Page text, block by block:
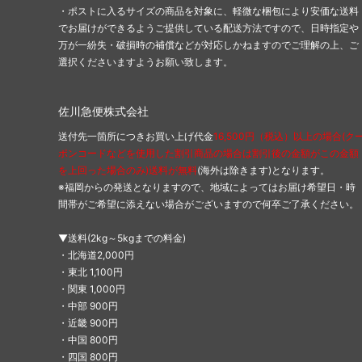
・ポストに入るサイズの商品を対象に、軽微な梱包により安価な送料
でお届けができるようご提供している配送方法ですので、日時指定や
万が一紛失・破損時の補償などが対応しかねますのでご理解の上、ご
選択くださいますようお願い致します。
佐川急便株式会社
送付先一箇所につきお買い上げ代金16,500円（税込）以上の場合(ク
ポンコードなどを使用した割引商品の場合は割引後の金額がこの金額
を上回った場合のみ)送料が無料(海外は除きます)となります。
※福岡からの発送となりますので、地域によってはお届け希望日・時
間帯がご希望に添えない場合がございますので何卒ご了承ください。
▼送料(2kg～5kgまでの料金)
・北海道2,000円
・東北 1,100円
・関東 1,000円
・中部 900円
・近畿 900円
・中国 800円
・四国 800円